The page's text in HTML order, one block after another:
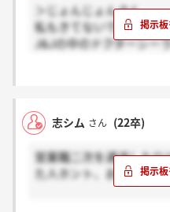
＞じょんじょんさん
私もきてないです。
J&Jの中のドクターシー
志シム さん (22卒)
営業職二次を通過した
た人ホント、お願いしま